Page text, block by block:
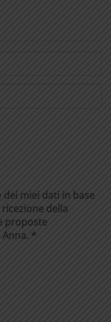
miei dati in base
della
proposte
Anna. *